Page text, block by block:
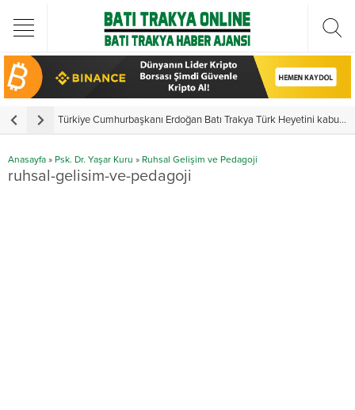
Türkiye Cumhurbaşkanı Erdoğan Batı Trakya Türk Heyetini kabul etti
Anasayfa » Psk. Dr. Yaşar Kuru » Ruhsal Gelişim ve Pedagoji
ruhsal-gelisim-ve-pedagoji